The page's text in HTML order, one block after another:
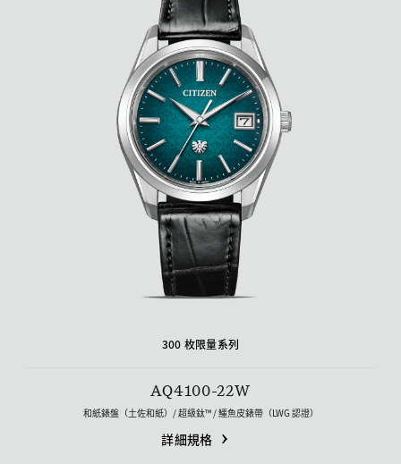
300 枚限量系列
AQ4100-22W
和紙錶盤（土佐和紙）/ 超級鈦™ / 鱷魚皮錶帶（LWG 認證）
詳細規格